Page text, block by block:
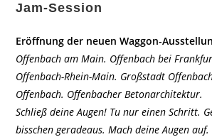
Jam-Session
Eröffnung der neuen Waggon-
Offenbach am Main. Offenbach bei
Offenbach-Rhein-Main. Großstadt
Offenbach. Offenbacher Betonarchitektur.
Schließ deine Augen! Tu nur einen Schritt.
bisschen geradeaus. Mach deine Augen auf.